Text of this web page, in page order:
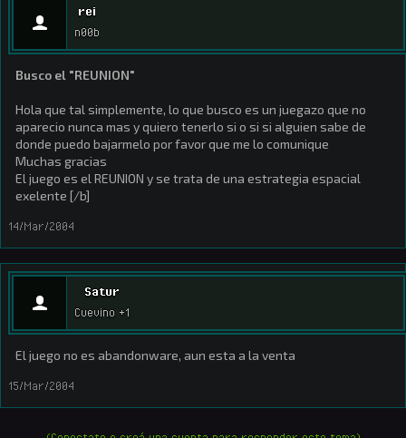
rei
n00b
Busco el "REUNION"
Hola que tal simplemente, lo que busco es un juegazo que no
aparecio nunca mas y quiero tenerlo si o si si alguien sabe de
donde puedo bajarmelo por favor que me lo comunique
Muchas gracias
El juego es el REUNION y se trata de una estrategia espacial
exelente [/b]
14/Mar/2004
Satur
Cuevino +1
El juego no es abandonware, aun esta a la venta
15/Mar/2004